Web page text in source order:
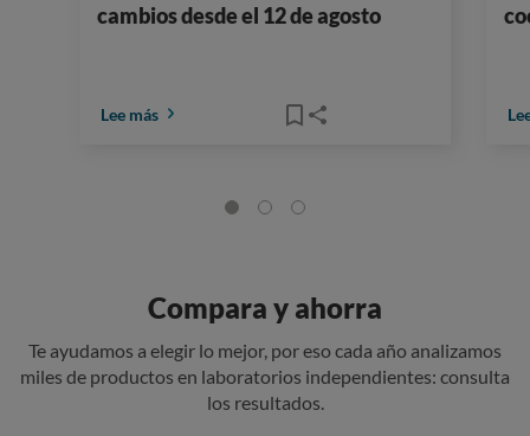
cambios desde el 12 de agosto
Lee más
Compara y ahorra
Te ayudamos a elegir lo mejor, por eso cada año analizamos
miles de productos en laboratorios independientes: consulta
los resultados.